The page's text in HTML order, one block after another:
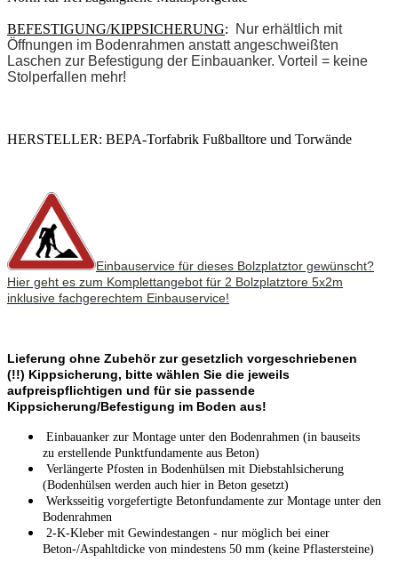
BEFESTIGUNG/KIPPSICHERUNG:
Nur erhältlich mit
Öffnungen im Bodenrahmen anstatt angeschweißten
Laschen zur Befestigung der Einbauanker. Vorteil = keine
Stolperfallen mehr!
HERSTELLER: BEPA-Torfabrik Fußballtore und Torwände
Einbauservice für dieses Bolzplatztor gewünscht?
Hier geht es zum Komplettangebot für 2 Bolzplatztore 5x2m
inklusive fachgerechtem Einbauservice!
Lieferung ohne Zubehör zur gesetzlich vorgeschriebenen
(!!) Kippsicherung, bitte wählen Sie die jeweils
aufpreispflichtigen und für sie passende
Kippsicherung/Befestigung im Boden aus!
Einbauanker zur Montage unter den Bodenrahmen (in bauseits
zu erstellende Punktfundamente aus Beton)
Verlängerte Pfosten in Bodenhülsen mit Diebstahlsicherung
(Bodenhülsen werden auch hier in Beton gesetzt)
Werksseitig vorgefertigte Betonfundamente zur Montage unter den
Bodenrahmen
2-K-Kleber mit Gewindestangen - nur möglich bei einer
Beton-/Aspahltdicke von mindestens 50 mm (keine Pflastersteine)